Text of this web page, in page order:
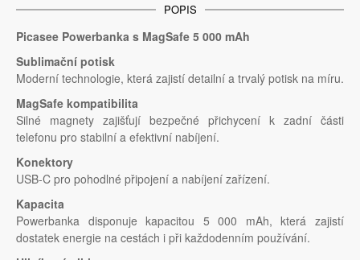
POPIS
Picasee Powerbanka s MagSafe 5 000 mAh
Sublimační potisk
Moderní technologie, která zajistí detailní a trvalý potisk na míru.
MagSafe kompatibilita
Silné magnety zajišťují bezpečné přichycení k zadní části
telefonu pro stabilní a efektivní nabíjení.
Konektory
USB-C pro pohodlné připojení a nabíjení zařízení.
Kapacita
Powerbanka disponuje kapacitou 5 000 mAh, která zajistí
dostatek energie na cestách i při každodenním používání.